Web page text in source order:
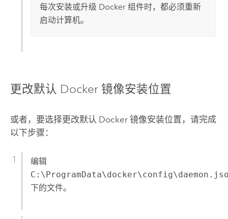
每次安装或升级 Docker组件时，都必须重新
启动计算机。
更改默认 Docker镜像安装位置
或者，要选择更改默认 Docker镜像安装位置，请完成
以下步骤：
编辑
下的文件。